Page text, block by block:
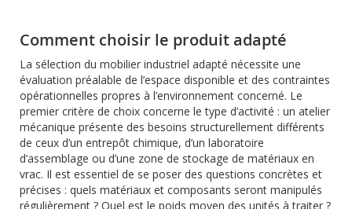
Comment choisir le produit adapté
La sélection du mobilier industriel adapté nécessite une
évaluation préalable de l’espace disponible et des contraintes
opérationnelles propres à l’environnement concerné. Le
premier critère de choix concerne le type d’activité : un atelier
mécanique présente des besoins structurellement différents
de ceux d’un entrepôt chimique, d’un laboratoire
d’assemblage ou d’une zone de stockage de matériaux en
vrac. Il est essentiel de se poser des questions concrètes et
précises : quels matériaux et composants seront manipulés
régulièrement ? Quel est le poids moyen des unités à traiter ?